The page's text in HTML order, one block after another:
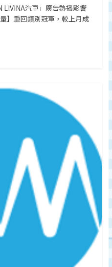
LIVINA汽車」廣告熱播影響
】重回類別冠軍，較上月成